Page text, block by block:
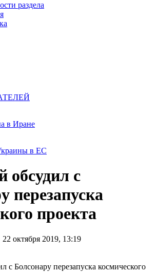
раздела
в Иране
в ЕС
обсудил с
перезапуска
проекта
октября 2019, 13:19